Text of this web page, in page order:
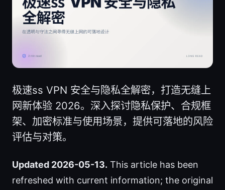
极速ss VPN 安全与隐私全解密，打造无缝上
网新体验 2026。深入探讨隐私保护、合规框
架、加密标准与使用场景，提供可落地的风险
评估与对策。
Updated 2026-05-13. This article has been
refreshed with current information; the original